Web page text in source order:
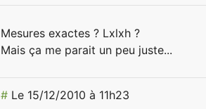
Mesures exactes ? Lxlxh ?
Mais ça me parait un peu juste...
# Le 15/12/2010 à 11h23